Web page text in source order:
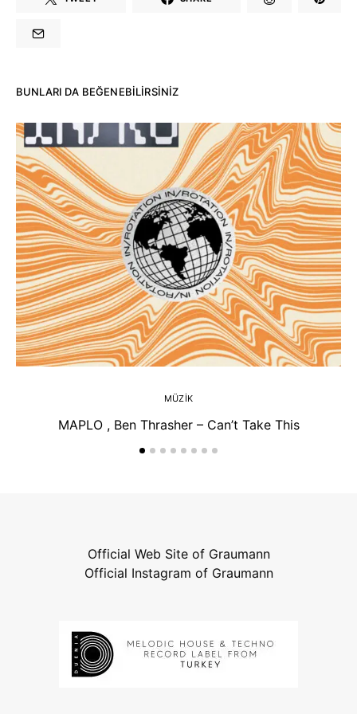
BUNLARI DA BEĞENEBILIRSINIZ
MÜZIK
MAPLO , Ben Thrasher – Can’t Take This
Official Web Site of Graumann
Official Instagram of Graumann